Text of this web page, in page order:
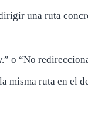
una ruta
o “No
ruta en el